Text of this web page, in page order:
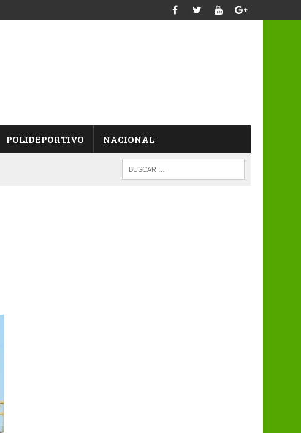
POLIDEPORTIVO NACIONAL